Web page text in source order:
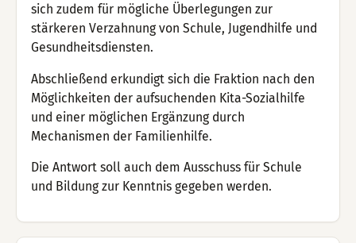
sich zudem für mögliche Überlegungen zur
stärkeren Verzahnung von Schule, Jugendhilfe und
Gesundheitsdiensten.
Abschließend erkundigt sich die Fraktion nach den
Möglichkeiten der aufsuchenden Kita-Sozialhilfe
und einer möglichen Ergänzung durch
Mechanismen der Familienhilfe.
Die Antwort soll auch dem Ausschuss für Schule
und Bildung zur Kenntnis gegeben werden.